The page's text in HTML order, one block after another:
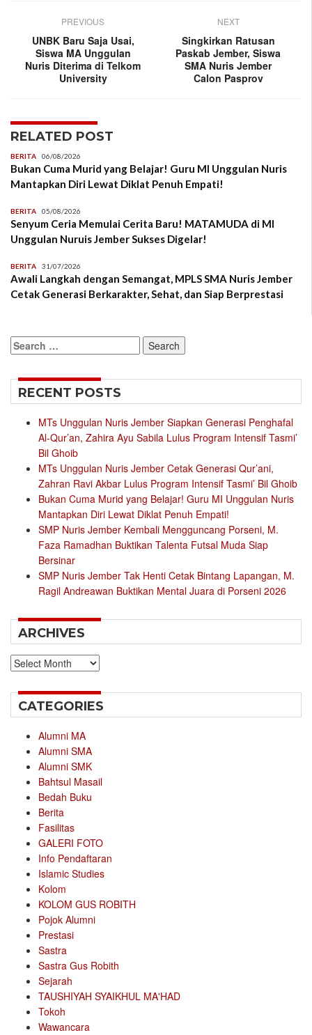
PREVIOUS
UNBK Baru Saja Usai,
Siswa MA Unggulan
Nuris Diterima di Telkom
University
NEXT
Singkirkan Ratusan
Paskab Jember, Siswa
SMA Nuris Jember
Calon Pasprov
RELATED POST
BERITA 06/08/2026
Bukan Cuma Murid yang Belajar! Guru MI Unggulan Nuris
Mantapkan Diri Lewat Diklat Penuh Empati!
BERITA 05/08/2026
Senyum Ceria Memulai Cerita Baru! MATAMUDA di MI
Unggulan Nuruis Jember Sukses Digelar!
BERITA 31/07/2026
Awali Langkah dengan Semangat, MPLS SMA Nuris Jember
Cetak Generasi Berkarakter, Sehat, dan Siap Berprestasi
Search
for:
RECENT POSTS
MTs Unggulan Nuris Jember Siapkan Generasi Penghafal
Al-Qur’an, Zahira Ayu Sabila Lulus Program Intensif Tasmi’
Bil Ghoib
MTs Unggulan Nuris Jember Cetak Generasi Qur’ani,
Zahran Ravi Akbar Lulus Program Intensif Tasmi’ Bil Ghoib
Bukan Cuma Murid yang Belajar! Guru MI Unggulan Nuris
Mantapkan Diri Lewat Diklat Penuh Empati!
SMP Nuris Jember Kembali Mengguncang Porseni, M.
Faza Ramadhan Buktikan Talenta Futsal Muda Siap
Bersinar
SMP Nuris Jember Tak Henti Cetak Bintang Lapangan, M.
Ragil Andreawan Buktikan Mental Juara di Porseni 2026
ARCHIVES
Archives
CATEGORIES
Alumni MA
Alumni SMA
Alumni SMK
Bahtsul Masail
Bedah Buku
Berita
Fasilitas
GALERI FOTO
Info Pendaftaran
Islamic Studies
Kolom
KOLOM GUS ROBITH
Pojok Alumni
Prestasi
Sastra
Sastra Gus Robith
Sejarah
TAUSHIYAH SYAIKHUL MA'HAD
Tokoh
Wawancara